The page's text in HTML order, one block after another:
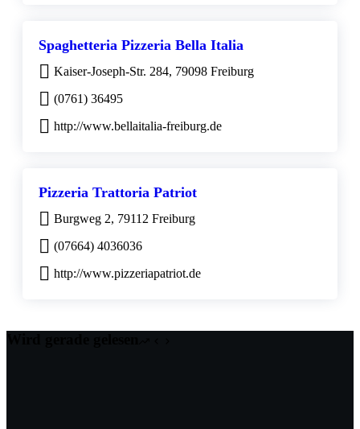
Spaghetteria Pizzeria Bella Italia
Kaiser-Joseph-Str. 284, 79098 Freiburg
(0761) 36495
http://www.bellaitalia-freiburg.de
Pizzeria Trattoria Patriot
Burgweg 2, 79112 Freiburg
(07664) 4036036
http://www.pizzeriapatriot.de